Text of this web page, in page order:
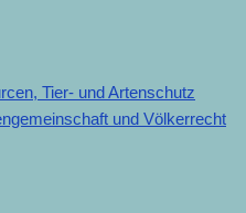
Tier- und Artenschutz
und Völkerrecht